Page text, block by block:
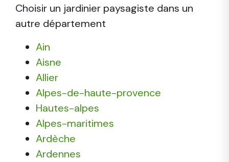
Choisir un jardinier paysagiste dans un
autre département
Ain
Aisne
Allier
Alpes-de-haute-provence
Hautes-alpes
Alpes-maritimes
Ardèche
Ardennes